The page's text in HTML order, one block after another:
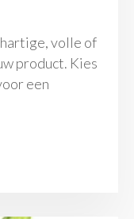
volle of
product. Kies
een